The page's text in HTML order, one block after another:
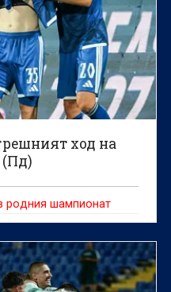
ход на
(Пд)
родния шампионат